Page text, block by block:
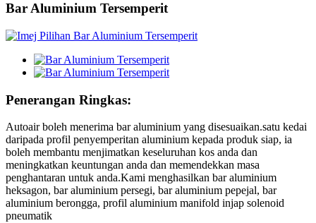
Bar Aluminium Tersemperit
Penerangan Ringkas:
Autoair boleh menerima bar aluminium yang disesuaikan.satu kedai
daripada profil penyemperitan aluminium kepada produk siap, ia
boleh membantu menjimatkan keseluruhan kos anda dan
meningkatkan keuntungan anda dan memendekkan masa
penghantaran untuk anda.Kami menghasilkan bar aluminium
heksagon, bar aluminium persegi, bar aluminium pepejal, bar
aluminium berongga, profil aluminium manifold injap solenoid
pneumatik